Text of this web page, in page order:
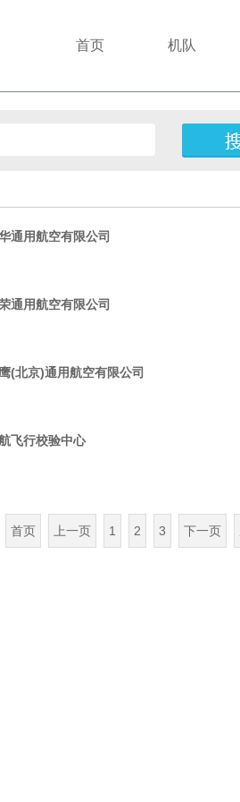
机队
首页
通用航空有限公司
通用航空有限公司
(北京)通用航空有限公司
飞行校验中心
首页 上一页 1 2 3 下一页